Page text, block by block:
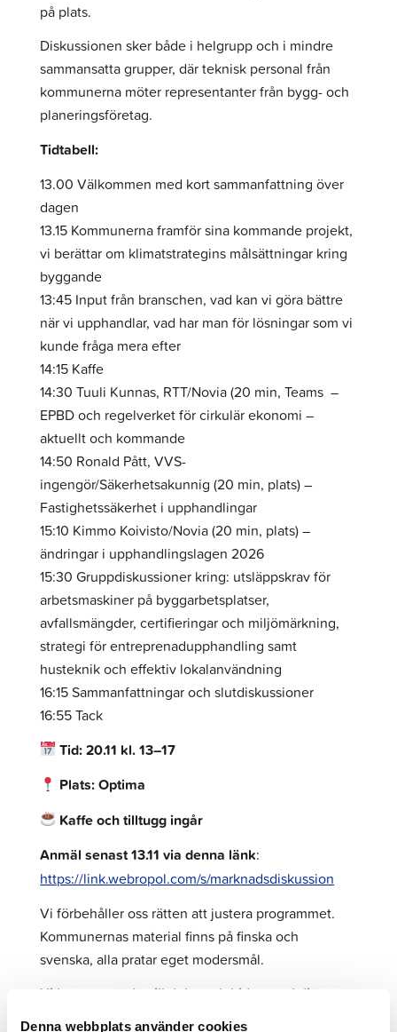
Denna webbplats använder cookies
på plats.
Diskussionen sker både i helgrupp och i mindre
sammansatta grupper, där teknisk personal från
kommunerna möter representanter från bygg- och
planeringsföretag.
Tidtabell:
13.00 Välkommen med kort sammanfattning över
dagen
13.15 Kommunerna framför sina kommande projekt,
vi berättar om klimatstrategins målsättningar kring
byggande
13:45 Input från branschen, vad kan vi göra bättre
när vi upphandlar, vad har man för lösningar som vi
kunde fråga mera efter
14:15 Kaffe
14:30 Tuuli Kunnas, RTT/Novia (20 min, Teams –
EPBD och regelverket för cirkulär ekonomi –
aktuellt och kommande
14:50 Ronald Pått, VVS-
ingengör/Säkerhetsakunnig (20 min, plats) –
Fastighetssäkerhet i upphandlingar
15:10 Kimmo Koivisto/Novia (20 min, plats) –
ändringar i upphandlingslagen 2026
15:30 Gruppdiskussioner kring: utsläppskrav för
arbetsmaskiner på byggarbetsplatser,
avfallsmängder, certifieringar och miljömärkning,
strategi för entreprenadupphandling samt
husteknik och effektiv lokalanvändning
16:15 Sammanfattningar och slutdiskussioner
16:55 Tack
Tid: 20.11 kl. 13–17
Plats: Optima
Kaffe och tilltugg ingår
Anmäl senast 13.11 via denna länk:
https://link.webropol.com/s/marknadsdiskussion
Vi förbehåller oss rätten att justera programmet.
Kommunernas material finns på finska och
svenska, alla pratar eget modersmål.
Vi hoppas att du vill delta och bidra med ditt
kunnande!